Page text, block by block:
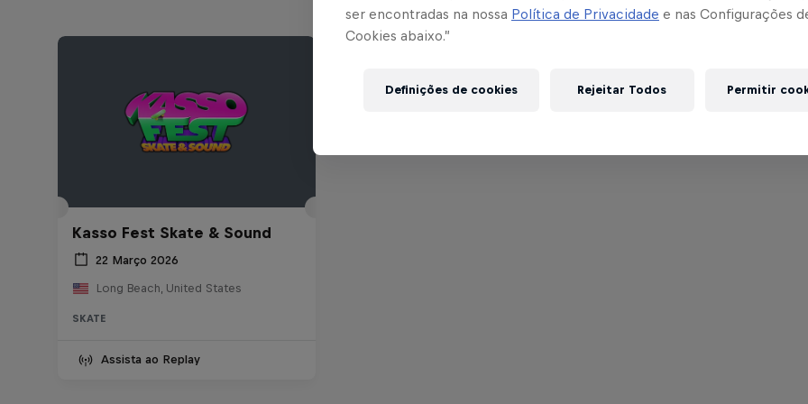
Kasso Fest Skate & Sound
22 Março 2026
Long Beach, United States
SKATE
Assista ao Replay
ser encontradas na nossa Política de Privacidade e nas Configurações
Cookies abaixo.”
Definições de cookies Rejeitar Todos Permitir